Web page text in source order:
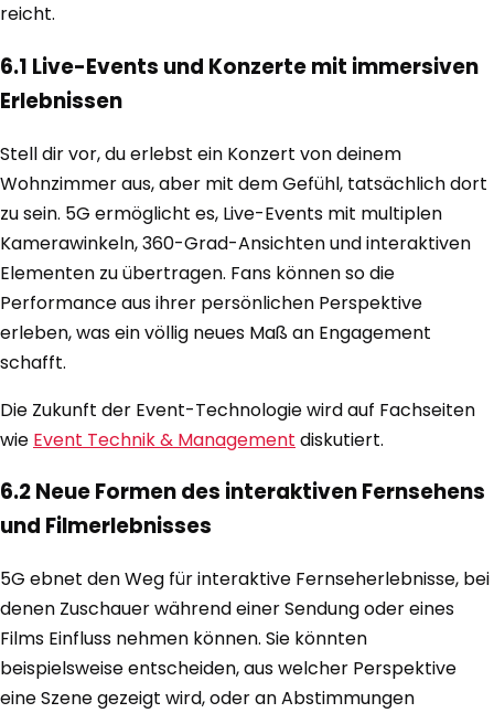
reicht.
6.1 Live-Events und Konzerte mit immersiven
Erlebnissen
Stell dir vor, du erlebst ein Konzert von deinem
Wohnzimmer aus, aber mit dem Gefühl, tatsächlich dort
zu sein. 5G ermöglicht es, Live-Events mit multiplen
Kamerawinkeln, 360-Grad-Ansichten und interaktiven
Elementen zu übertragen. Fans können so die
Performance aus ihrer persönlichen Perspektive
erleben, was ein völlig neues Maß an Engagement
schafft.
Die Zukunft der Event-Technologie wird auf Fachseiten
wie Event Technik & Management diskutiert.
6.2 Neue Formen des interaktiven Fernsehens
und Filmerlebnisses
5G ebnet den Weg für interaktive Fernseherlebnisse, bei
denen Zuschauer während einer Sendung oder eines
Films Einfluss nehmen können. Sie könnten
beispielsweise entscheiden, aus welcher Perspektive
eine Szene gezeigt wird, oder an Abstimmungen